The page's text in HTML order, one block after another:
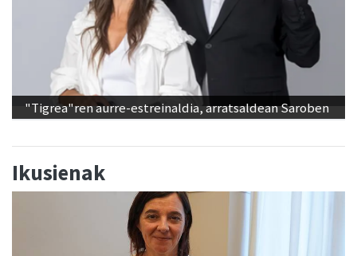
"Tigrea"ren aurre-estreinaldia, arratsaldean Saroben
Ikusienak